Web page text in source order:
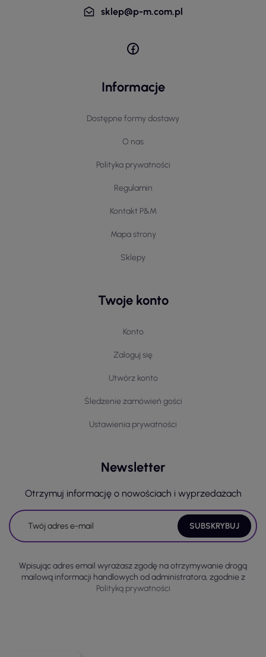
sklep@p-m.com.pl
Informacje
Dostępne formy dostawy
O nas
Polityka prywatności
Regulamin
Kontakt P&M
Mapa strony
Sklepy
Twoje konto
Konto
Zaloguj się
Utwórz konto
Śledzenie zamówień gości
Ustawienia prywatności
Newsletter
Otrzymuj informację o nowościach i wyprzedażach
Wpisując adres email wyrażasz zgodę na otrzymywanie drogą
mailową informacji handlowych od administratora, zgodnie z
Polityką prywatności